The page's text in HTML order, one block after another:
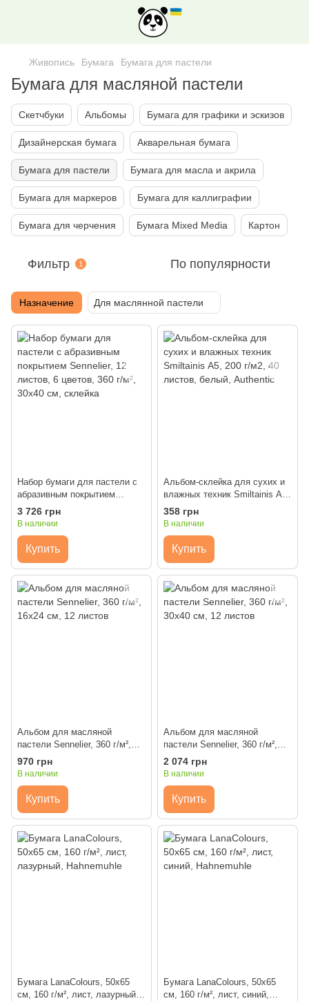
Живопись Бумага Бумага для пастели
Бумага для масляной пастели
Скетчбуки Альбомы Бумага для графики и эскизов
Дизайнерская бумага Акварельная бумага
Бумага для пастели Бумага для масла и акрила
Бумага для маркеров Бумага для каллиграфии
Бумага для черчения Бумага Mixed Media Картон
Фильтр 1 По популярности
Назначение Для маслянной пастели
Набор бумаги для пастели с
абразивным покрытием
Sennelier, 12 листов, 6 цветов,
360 г/м², 30х40 см, склейка
3 726 грн
В наличии
Купить
Альбом-склейка для сухих и
влажных техник Smiltainis А5,
200 г/м2, 40 листов, белый,
Authentic
358 грн
В наличии
Купить
Альбом для масляной
пастели Sennelier, 360 г/м²,
16х24 см, 12 листов
970 грн
В наличии
Купить
Альбом для масляной
пастели Sennelier, 360 г/м²,
30х40 см, 12 листов
2 074 грн
В наличии
Купить
Бумага LanaColours, 50x65
см, 160 г/м², лист, лазурный,
Бумага LanaColours, 50x65
см, 160 г/м², лист, синий,